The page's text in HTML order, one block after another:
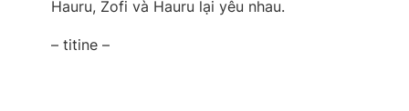
Hauru, Zofi và Hauru lại yêu nhau.
– titine –